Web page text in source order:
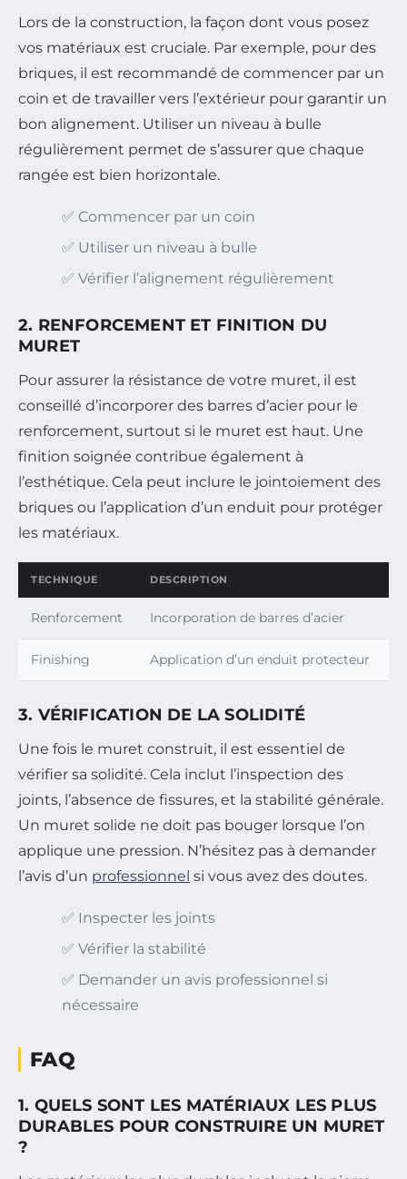
Lors de la construction, la façon dont vous posez
vos matériaux est cruciale. Par exemple, pour des
briques, il est recommandé de commencer par un
coin et de travailler vers l’extérieur pour garantir un
bon alignement. Utiliser un niveau à bulle
régulièrement permet de s’assurer que chaque
rangée est bien horizontale.
✅ Commencer par un coin
✅ Utiliser un niveau à bulle
✅ Vérifier l’alignement régulièrement
2. RENFORCEMENT ET FINITION DU
MURET
Pour assurer la résistance de votre muret, il est
conseillé d’incorporer des barres d’acier pour le
renforcement, surtout si le muret est haut. Une
finition soignée contribue également à
l’esthétique. Cela peut inclure le jointoiement des
briques ou l’application d’un enduit pour protéger
les matériaux.
TECHNIQUE DESCRIPTION
Renforcement Incorporation de barres d’acier
Finishing Application d’un enduit protecteur
3. VÉRIFICATION DE LA SOLIDITÉ
Une fois le muret construit, il est essentiel de
vérifier sa solidité. Cela inclut l’inspection des
joints, l’absence de fissures, et la stabilité générale.
Un muret solide ne doit pas bouger lorsque l’on
applique une pression. N’hésitez pas à demander
l’avis d’un professionnel si vous avez des doutes.
✅ Inspecter les joints
✅ Vérifier la stabilité
✅ Demander un avis professionnel si
nécessaire
FAQ
1. QUELS SONT LES MATÉRIAUX LES PLUS
DURABLES POUR CONSTRUIRE UN MURET
?